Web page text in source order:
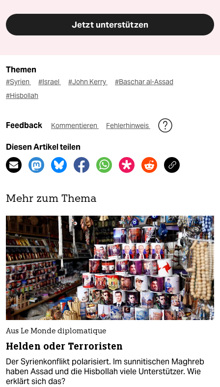
Jetzt unterstützen
Themen
#Syrien #Israel #John Kerry
#Baschar al-Assad
#Hisbollah
Feedback Kommentieren Fehlerhinweis
Diesen Artikel teilen
Mehr zum Thema
Aus Le Monde diplomatique
Helden oder Terroristen
Der Syrienkonflikt polarisiert. Im sunnitischen Maghreb
haben Assad und die Hisbollah viele Unterstützer. Wie
erklärt sich das?